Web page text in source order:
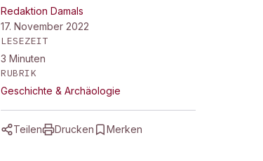
Redaktion Damals
17. November 2022
LESEZEIT
3 Minuten
RUBRIK
Geschichte & Archäologie
Teilen Drucken Merken